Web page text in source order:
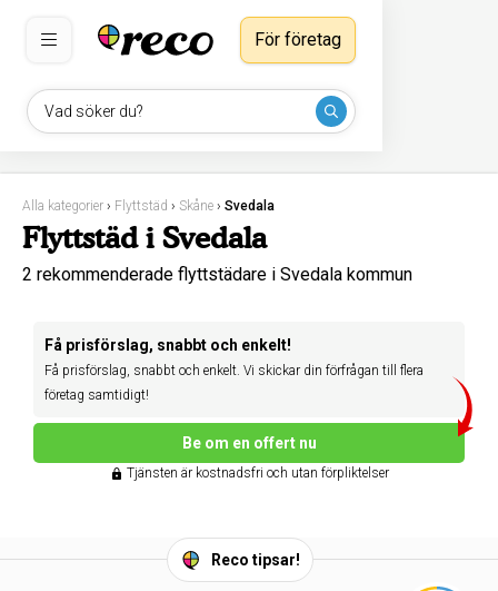
Vad söker du?
För företag
Alla kategorier › Flyttstäd › Skåne › Svedala
Flyttstäd i Svedala
2 rekommenderade flyttstädare i Svedala kommun
Få prisförslag, snabbt och enkelt!
Få prisförslag, snabbt och enkelt. Vi skickar din förfrågan till flera
företag samtidigt!
Be om en offert nu
Tjänsten är kostnadsfri och utan förpliktelser
Reco tipsar!